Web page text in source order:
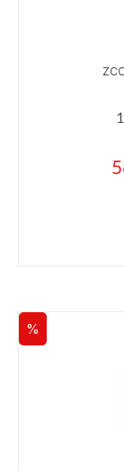
Rabatt
%